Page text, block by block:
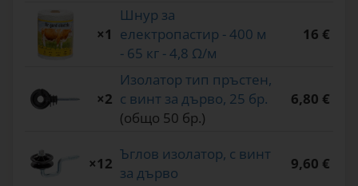
×1
Шнур за
електропастир - 400 м
- 65 кг - 4,8 Ω/м
16 €
×2
Изолатор тип пръстен,
с винт за дърво, 25 бр.
(общо 50 бр.)
6,80 €
×12
Ъглов изолатор, с винт
за дърво
9,60 €